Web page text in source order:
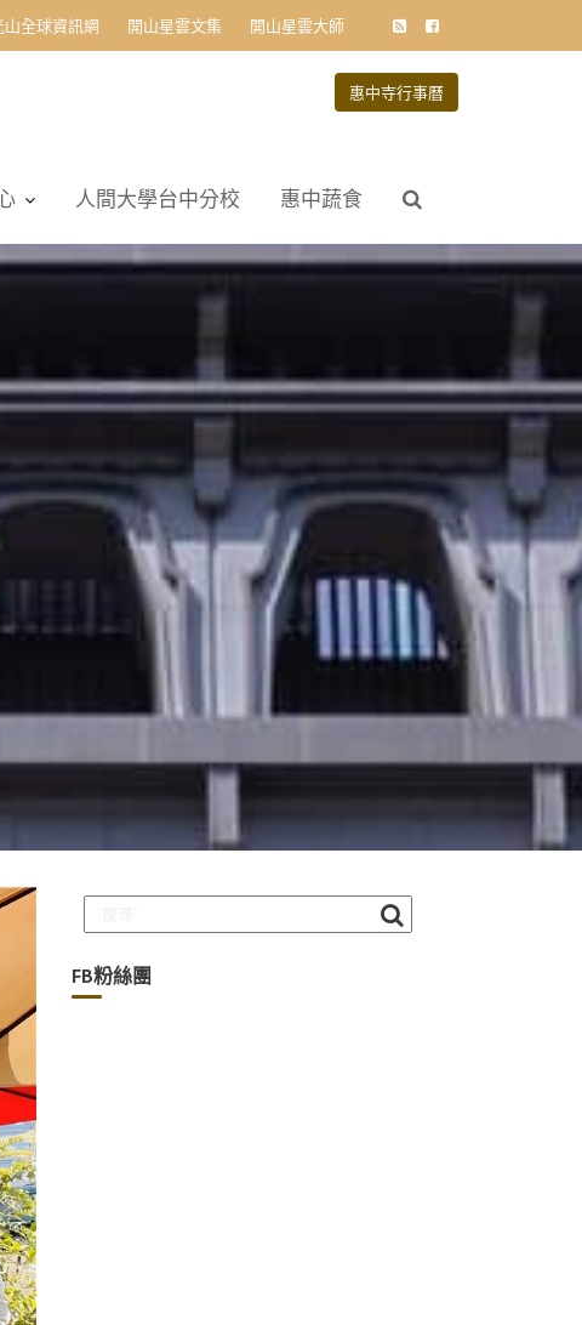
山全球資訊網 開山星雲文集 開山星雲大師
惠中寺行事曆
人間大學台中分校 惠中蔬食
FB粉絲團